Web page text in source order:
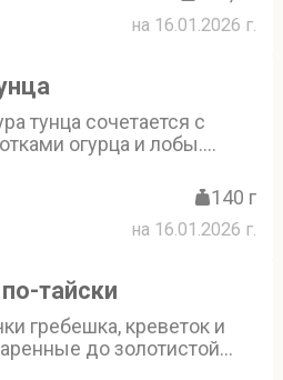
на 16.01.2026 г.
тунца сочетается с
огурца и лобы.
а свежая
аромат. Татаки из тунца -
для закуски
140 г
на 16.01.2026 г.
тайски
гребешка, креветок и
до золотистой